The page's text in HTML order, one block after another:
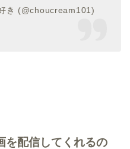
き (@choucream101)
を配信してくれるの